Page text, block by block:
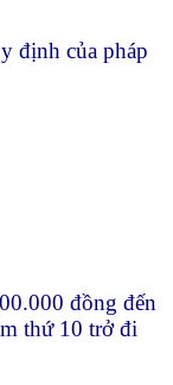
định của pháp
đồng đến
thứ 10 trở đi